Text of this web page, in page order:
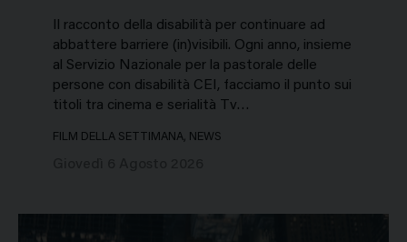
Il racconto della disabilità per continuare ad
abbattere barriere (in)visibili. Ogni anno, insieme
al Servizio Nazionale per la pastorale delle
persone con disabilità CEI, facciamo il punto sui
titoli tra cinema e serialità Tv…
FILM DELLA SETTIMANA, NEWS